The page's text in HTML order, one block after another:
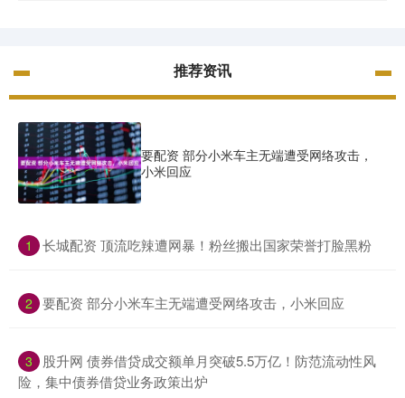
推荐资讯
要配资 部分小米车主无端遭受网络攻击，
小米回应
1 ​长城配资 顶流吃辣遭网暴！粉丝搬出国家荣誉打脸黑粉
2 ​要配资 部分小米车主无端遭受网络攻击，小米回应
3
​股升网 债券借贷成交额单月突破5.5万亿！防范流动性风
险，集中债券借贷业务政策出炉